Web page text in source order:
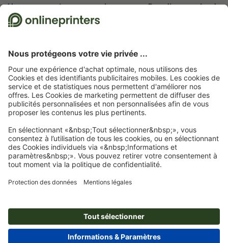
À propos de nous
L'entreprise
Presse
Emplois & carrière
Protection de l'environnement
Contact
Service
Modes de paiement
Expédition
Réclamation
Programme Premium
FAQ
Modes de paiement
Virement
Abonnez-vous à notre newsletter et profitez d'une remise de
15 %
Luxembourg FRA | DEU